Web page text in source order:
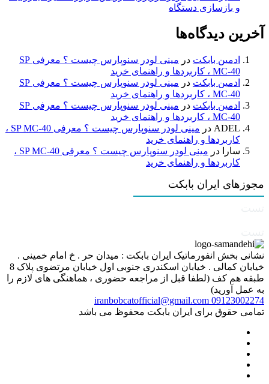
و بازسازی دستگاه
آخرین دیدگاه‌ها
ادمین بابکت در
مینی لودر سنوپارس چیست ؟ معرفی SP
MC-40 ، کاربردها و راهنمای خرید
ادمین بابکت در
مینی لودر سنوپارس چیست ؟ معرفی SP
MC-40 ، کاربردها و راهنمای خرید
ادمین بابکت در
مینی لودر سنوپارس چیست ؟ معرفی SP
MC-40 ، کاربردها و راهنمای خرید
ADEL در
مینی لودر سنوپارس چیست ؟ معرفی SP MC-40 ،
کاربردها و راهنمای خرید
سارا
در
مینی لودر سنوپارس چیست ؟ معرفی SP MC-40 ،
کاربردها و راهنمای خرید
مجوزهای ایران بابکت
نشانی بخش انفورماتیک ایران بابکت : میدان حر . خ امام خمینی .
خیابان کمالی . خیابان اسکندری جنوبی اول خیابان مرتضوی پلاک 8
طبقه هم کف (لطفا قبل از مراجعه حضوری ، هماهنگی های لازم را
به عمل آورید)
09123002274
iranbobcatofficial@gmail.com
تمامی حقوق برای ایران بابکت محفوظ می باشد